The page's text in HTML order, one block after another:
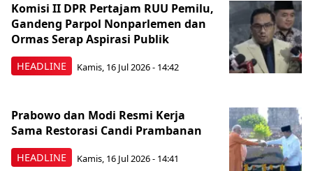
HEADLINE
Komisi II DPR Pertajam RUU Pemilu,
Gandeng Parpol Nonparlemen dan
Ormas Serap Aspirasi Publik
Kamis, 16 Jul 2026 - 14:42
HEADLINE
Prabowo dan Modi Resmi Kerja
Sama Restorasi Candi Prambanan
Kamis, 16 Jul 2026 - 14:41